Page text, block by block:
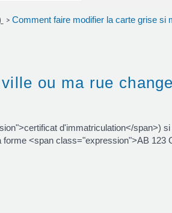
> Comment faire modifier la carte grise si
ou ma rue
d'immatriculation</span>)
<span class="expression">AB